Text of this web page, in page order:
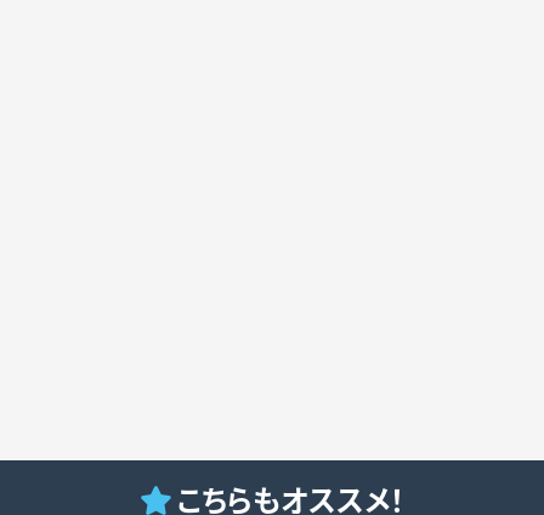
こちらもオススメ！